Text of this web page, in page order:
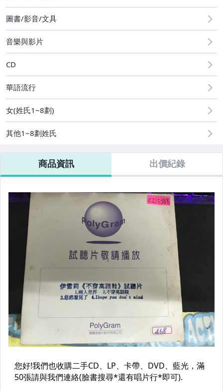
圖書/影音/文具
音樂與影片
CD
華語流行
女(姓氏1~8劃)
其他1~8劃姓氏
商品資訊 出價紀錄